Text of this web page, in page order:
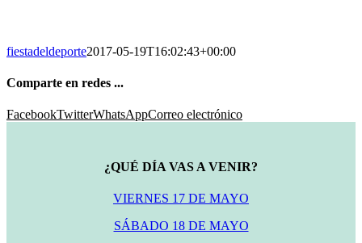
fiestadeldeporte2017-05-19T16:02:43+00:00
Comparte en redes ...
FacebookTwitterWhatsAppCorreo electrónico
¿QUÉ DÍA VAS A VENIR?
VIERNES 17 DE MAYO
SÁBADO 18 DE MAYO